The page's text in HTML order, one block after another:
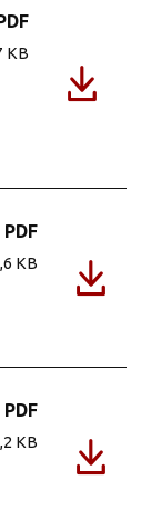
KB
PDF
KB
PDF
KB